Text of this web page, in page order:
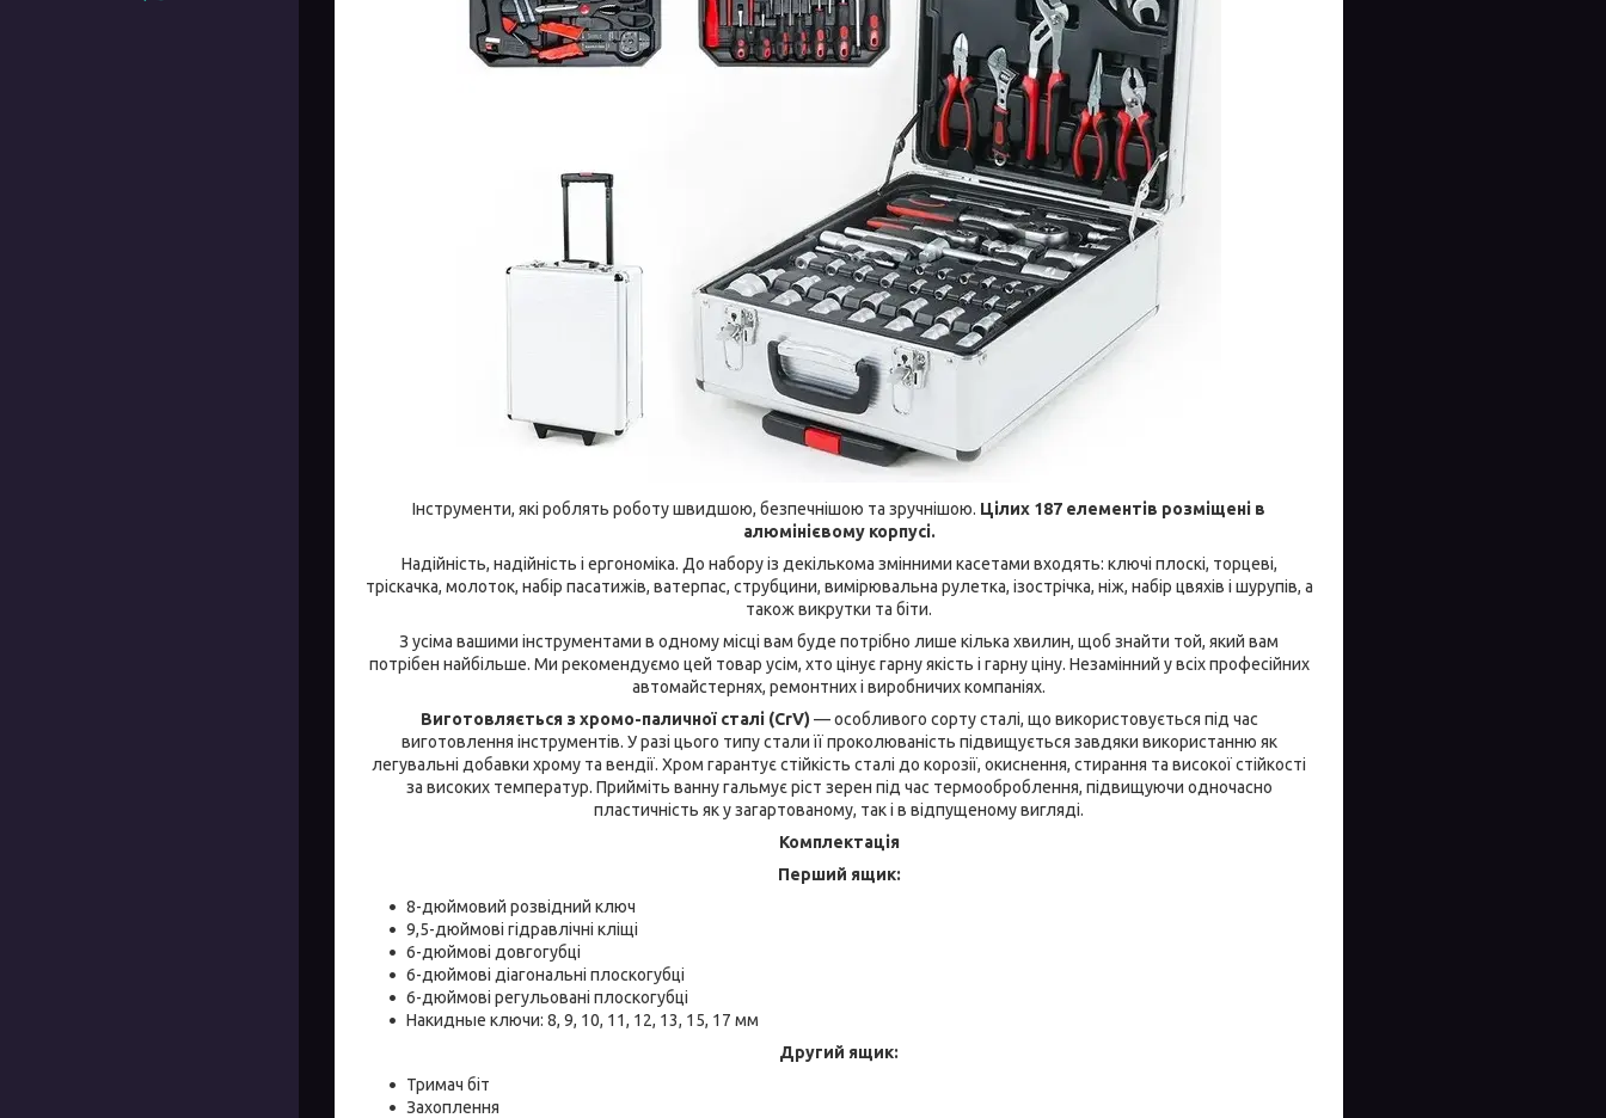
Інструменти, які роблять роботу швидшою, безпечнішою та зручнішою. Цілих 187 елементів розміщені в
алюмінієвому корпусі.
Надійність, надійність і ергономіка. До набору із декількома змінними касетами входять: ключі плоскі, торцеві,
тріскачка, молоток, набір пасатижів, ватерпас, струбцини, вимірювальна рулетка, ізострічка, ніж, набір цвяхів і шурупів, а
також викрутки та біти.
З усіма вашими інструментами в одному місці вам буде потрібно лише кілька хвилин, щоб знайти той, який вам
потрібен найбільше. Ми рекомендуємо цей товар усім, хто цінує гарну якість і гарну ціну. Незамінний у всіх професійних
автомайстернях, ремонтних і виробничих компаніях.
Виготовляється з хромо-паличної сталі (CrV) — особливого сорту сталі, що використовується під час
виготовлення інструментів. У разі цього типу стали її проколюваність підвищується завдяки використанню як
легувальні добавки хрому та вендії. Хром гарантує стійкість сталі до корозії, окиснення, стирання та високої стійкості
за високих температур. Прийміть ванну гальмує ріст зерен під час термооброблення, підвищуючи одночасно
пластичність як у загартованому, так і в відпущеному вигляді.
Комплектація
Перший ящик:
8-дюймовий розвідний ключ
9,5-дюймові гідравлічні кліщі
6-дюймові довгогубці
6-дюймові діагональні плоскогубці
6-дюймові регульовані плоскогубці
Накидные ключи: 8, 9, 10, 11, 12, 13, 15, 17 мм
Другий ящик:
Тримач біт
Захоплення